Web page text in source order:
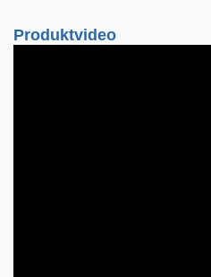
Produktvideo